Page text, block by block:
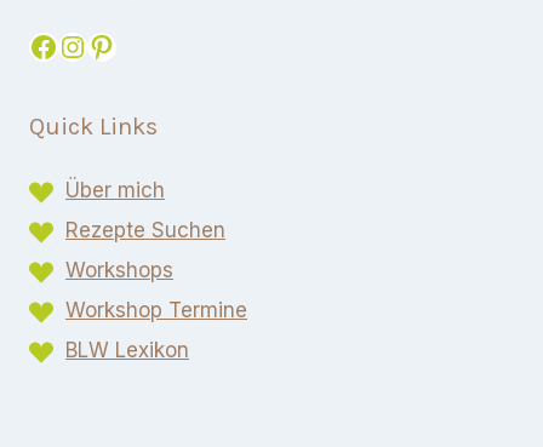
Facebook
Instagram
Pinterest
Quick Links
Über mich
Rezepte Suchen
Workshops
Workshop Termine
BLW Lexikon​